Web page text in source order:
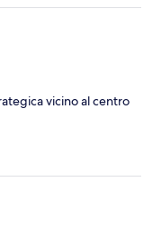
vicino al centro